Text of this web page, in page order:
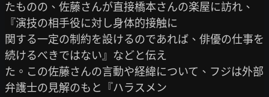
たものの、佐藤さんが直接橋本さんの楽屋に訪れ、
『演技の相手役に対し身体的接触に
関する一定の制約を設けるのであれば、俳優の仕事を
続けるべきではない』などと伝え
た。この佐藤さんの言動や経緯について、フジは外部
弁護士の見解のもと『ハラスメン